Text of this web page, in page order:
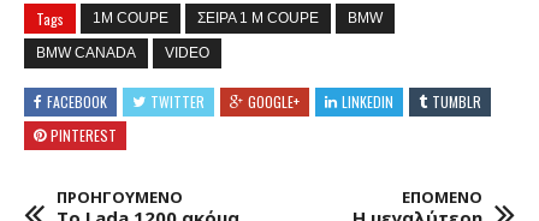
Tags 1M COUPE ΣΕΙΡΑ 1 M COUPE BMW
BMW CANADA VIDEO
FACEBOOK TWITTER GOOGLE+ LINKEDIN
TUMBLR
PINTEREST
ΠΡΟΗΓΟΥΜΕΝΟ ΕΠΟΜΕΝΟ